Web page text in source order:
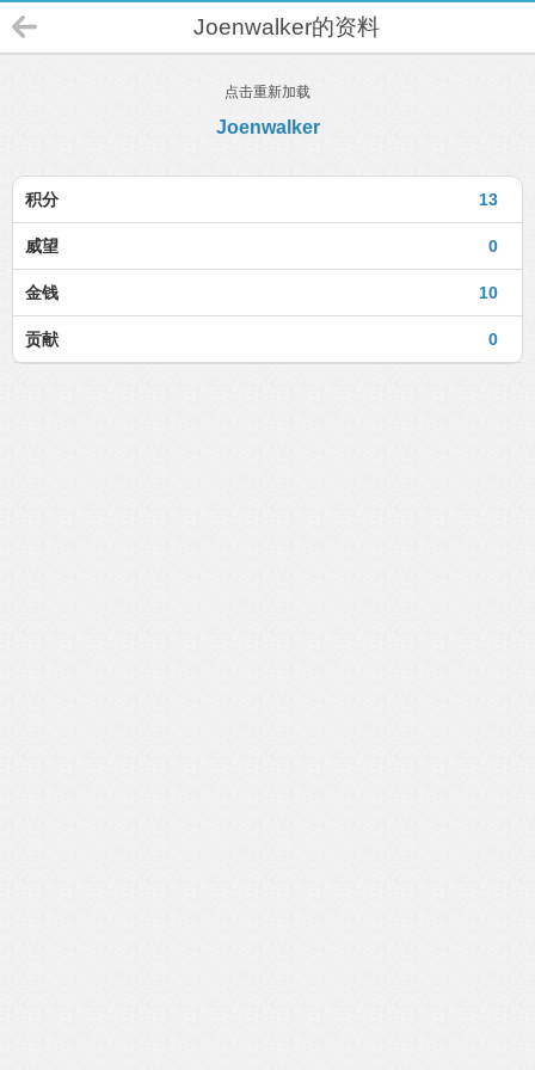
Joenwalker的资料
点击重新加载
Joenwalker
13
积分
0
威望
10
金钱
0
贡献